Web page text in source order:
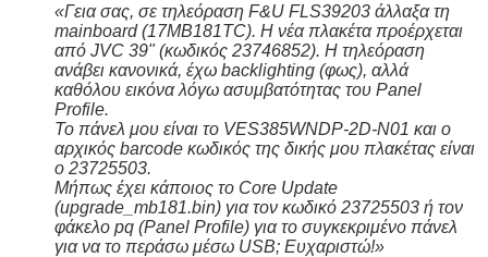
«Γεια σας, σε τηλεόραση F&U FLS39203 άλλαξα τη
mainboard (17MB181TC). Η νέα πλακέτα προέρχεται
από JVC 39" (κωδικός 23746852). Η τηλεόραση
ανάβει κανονικά, έχω backlighting (φως), αλλά
καθόλου εικόνα λόγω ασυμβατότητας του Panel
Profile.
Το πάνελ μου είναι το VES385WNDP-2D-N01 και ο
αρχικός barcode κωδικός της δικής μου πλακέτας είναι
ο 23725503.
Μήπως έχει κάποιος το Core Update
(upgrade_mb181.bin) για τον κωδικό 23725503 ή τον
φάκελο pq (Panel Profile) για το συγκεκριμένο πάνελ
για να το περάσω μέσω USB; Ευχαριστώ!»